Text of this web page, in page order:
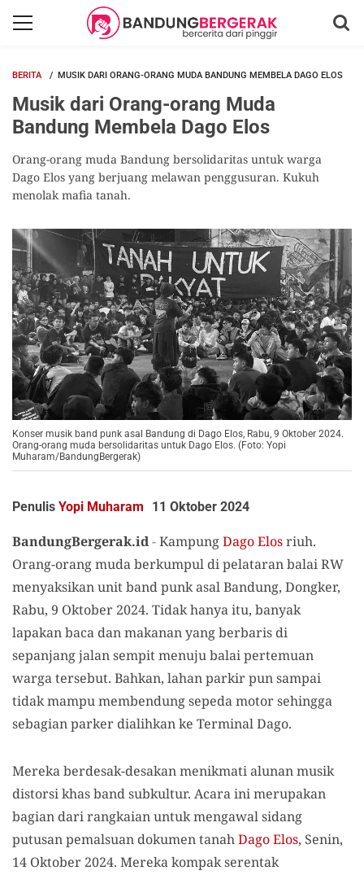
BERITA MUSIK DARI ORANG-ORANG MUDA BANDUNG MEMBELA DAGO ELOS
Musik dari Orang-orang Muda
Bandung Membela Dago Elos
Orang-orang muda Bandung bersolidaritas untuk warga
Dago Elos yang berjuang melawan penggusuran. Kukuh
menolak mafia tanah.
Konser musik band punk asal Bandung di Dago Elos, Rabu, 9 Oktober 2024.
Orang-orang muda bersolidaritas untuk Dago Elos. (Foto: Yopi
Muharam/BandungBergerak)
Penulis Yopi Muharam 11 Oktober 2024
BandungBergerak.id-KampungDago Elosriuh.
Orang-orang muda berkumpul di pelataran balai RW
menyaksikan unit band punk asal Bandung, Dongker,
Rabu, 9 Oktober 2024. Tidak hanya itu, banyak
lapakan baca dan makanan yang berbaris di
sepanjang jalan sempit menuju balai pertemuan
warga tersebut. Bahkan, lahan parkir pun sampai
tidak mampu membendung sepeda motor sehingga
sebagian parker dialihkan ke Terminal Dago.
Mereka berdesak-desakan menikmati alunan musik
distorsi khas band subkultur. Acara ini merupakan
bagian dari rangkaian untuk mengawal sidang
putusan pemalsuan dokumen tanahDago Elos, Senin,
14 Oktober 2024. Mereka kompak serentak